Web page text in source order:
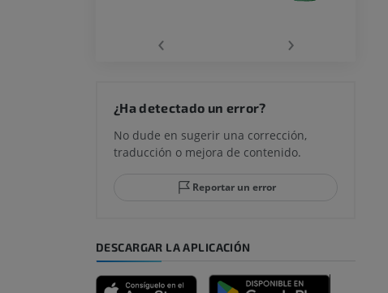
‹ ›
¿Ha detectado un error?
No dude en sugerir una corrección,
traducción o mejora de contenido.
Reportar un error
DESCARGAR LA APLICACIÓN